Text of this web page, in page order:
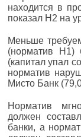
находится в
показал Н2 на
Меньше
(норматив Н1)
(капитал упал
норматив
Мисто Банк
Норматив
должен
банки, а